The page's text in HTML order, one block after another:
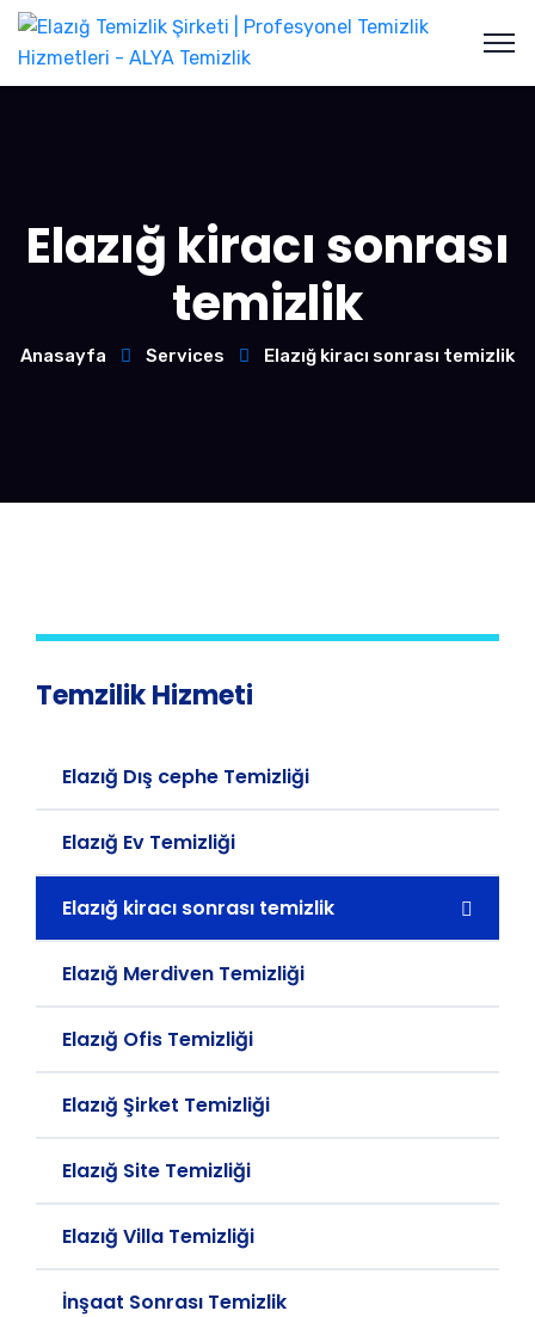
Elazığ kiracı sonrası
temizlik
Anasayfa Services Elazığ kiracı sonrası temizlik
Temzilik Hizmeti
Elazığ Dış cephe Temizliği
Elazığ Ev Temizliği
Elazığ kiracı sonrası temizlik
Elazığ Merdiven Temizliği
Elazığ Ofis Temizliği
Elazığ Şirket Temizliği
Elazığ Site Temizliği
Elazığ Villa Temizliği
İnşaat Sonrası Temizlik